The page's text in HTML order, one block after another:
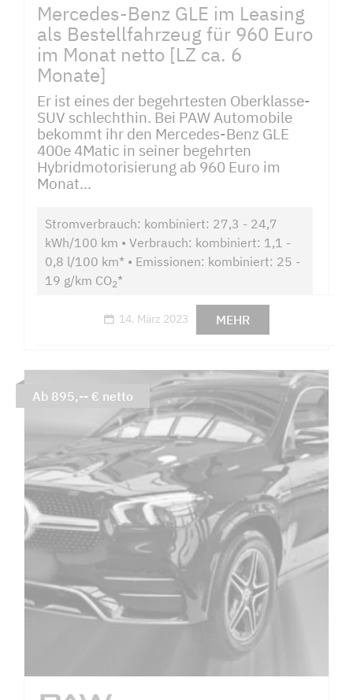
Mercedes-Benz GLE im Leasing
als Bestellfahrzeug für 960 Euro
im Monat netto [LZ ca. 6
Monate]
Er ist eines der begehrtesten Oberklasse-
SUV schlechthin. Bei PAW Automobile
bekommt ihr den Mercedes-Benz GLE
400e 4Matic in seiner begehrten
Hybridmotorisierung ab 960 Euro im
Monat...
Stromverbrauch: kombiniert: 27,3 - 24,7
kWh/100 km • Verbrauch: kombiniert: 1,1 -
0,8 l/100 km* • Emissionen: kombiniert: 25 -
19 g/km CO2*
14. März 2023 MEHR
Ab 895,-- € netto